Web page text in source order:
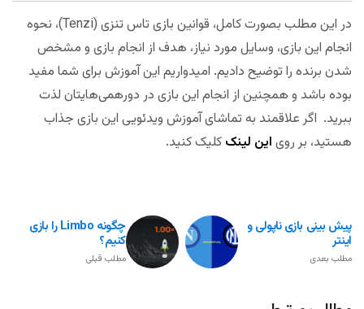
در این مطلب بصورت کامل، قوانین بازی تاس تنزی (Tenzi)، نحوه
انجام این بازی، وسایل مورد نیاز، هدف از انجام بازی و مشخص
شدن برنده را توضیح دادیم. امیدواریم این آموزش برای شما مفید
بوده باشد و همچنین از انجام این بازی در دورهمی‌هایتان لذت
ببرید. اگر علاقمند به تماشای آموزش ویدئویی این بازی جذاب
هستید، بر روی این لینک کلیک کنید.
چگونه Limbo را بازی
کنیم؟
مطلب قبلی
پیش بینی بازی ناپولی و
اینتر
مطلب بعدی